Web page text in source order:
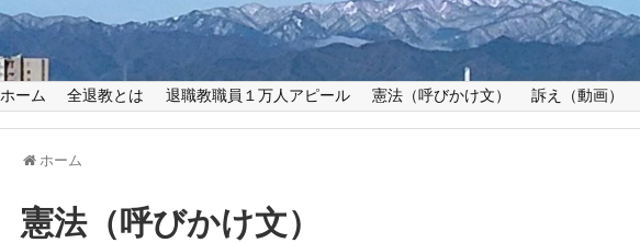
ホーム 全退教とは 退職教職員１万人アピール 憲法（呼びかけ文） 訴え（動画）
ホーム
憲法（呼びかけ文）